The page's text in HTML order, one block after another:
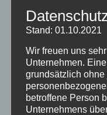
KONTAKT
FAQS
IMPRESSUM
Seite wählen
Start
Ferienwohnungen
Stand: 01.10.2021
Wir freuen uns
Unternehmen.
grundsätzlich
betroffene Person
Unternehmens